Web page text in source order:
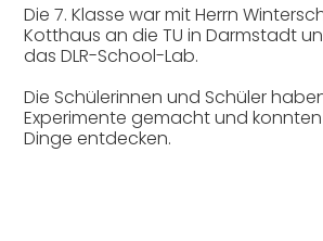
Die 7. Klasse war mit Herrn
Kotthaus an die TU in Darmstadt
das DLR-School-Lab.
Die Schülerinnen und Schüler
Experimente gemacht und
Dinge entdecken.